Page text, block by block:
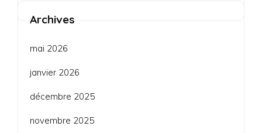
Archives
mai 2026
janvier 2026
décembre 2025
novembre 2025